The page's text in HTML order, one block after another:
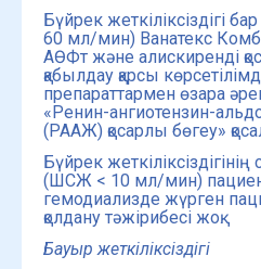
Бүйрек жеткіліксіздігі
60 мл/мин) Ванатекс
АӨФт және алискиренді
қабылдау қарсы
препараттармен өзара
«Ренин-ангиотензин-
(РААЖ) қосарлы бөгеу»
Бүйрек
(ШСЖ < 10 мл/мин)
гемодиализде жүрген
қолдану тәжірибесі жоқ.
Бауыр жеткіліксіздігі